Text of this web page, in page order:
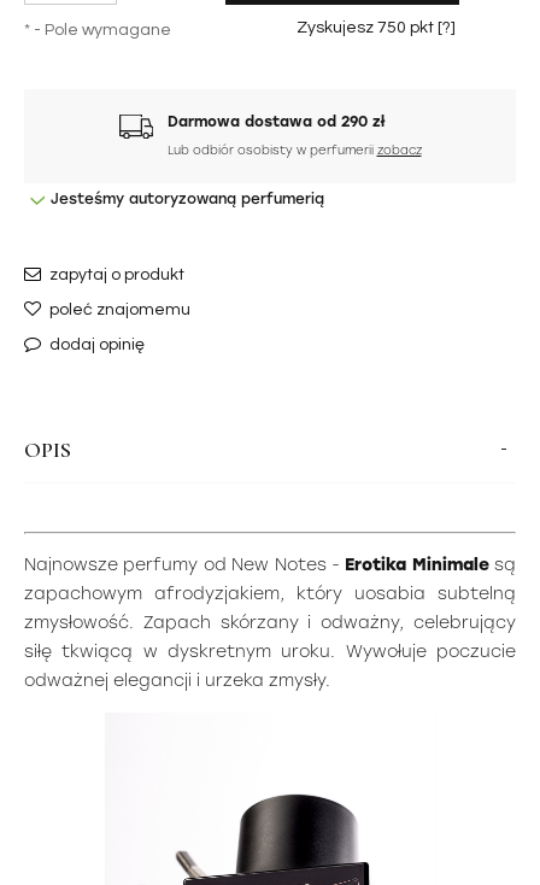
Zyskujesz 750 pkt [?]
* - Pole wymagane
Darmowa dostawa od 290 zł
Lub odbiór osobisty w perfumerii zobacz
Jesteśmy autoryzowaną perfumerią
zapytaj o produkt
poleć znajomemu
dodaj opinię
OPIS
Najnowsze perfumy od New Notes - Erotika Minimalesą
zapachowym afrodyzjakiem, który uosabia subtelną
zmysłowość. Zapach skórzany i odważny, celebrujący
siłę tkwiącą w dyskretnym uroku. Wywołuje poczucie
odważnej elegancji i urzeka zmysły.